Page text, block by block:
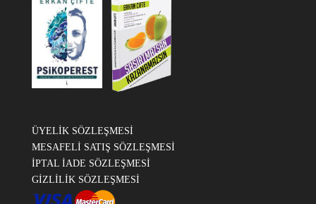
ÜYELİK SÖZLEŞMESİ
MESAFELİ SATIŞ SÖZLEŞMESİ
İPTAL İADE SÖZLEŞMESİ
GİZLİLİK SÖZLEŞMESİ